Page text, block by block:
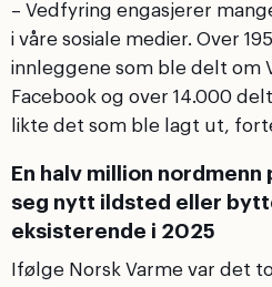
– Vedfyring engasjerer
i våre sosiale medier. Over
innleggene som ble delt om
Facebook og over 14.000
likte det som ble lagt ut,
En halv million
seg nytt ildsted eller
eksisterende i 2025
Ifølge Norsk Varme var det